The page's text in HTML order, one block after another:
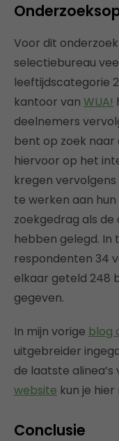
Voor dit
selectiebureau
leeftijdscategorie
kantoor van WUA!
deelnemers
bent op zoek
hiervoor op het
kregen
te werken aan
zoekgedrag als
hebben gelegd.
respondenten 34
elkaar geteld 248
gegeven.
In mijn vorige blog
uitgebreider
de laatste
website kun je
Conclusie